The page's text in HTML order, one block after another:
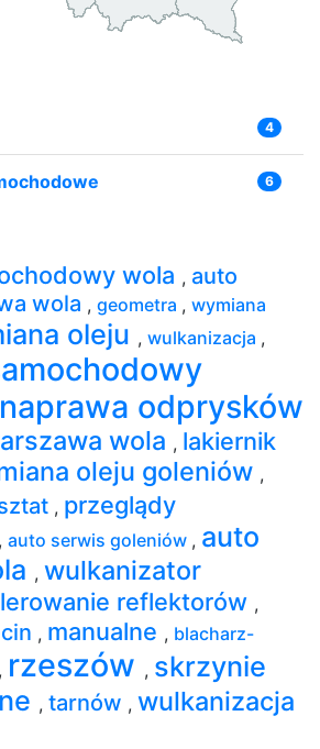
4
6
wola , auto
wola , geometra , wymiana
oleju , wulkanizacja ,
naprawa odprysków
wola , lakiernik
oleju goleniów ,
, przeglądy
, auto serwis goleniów , auto
, wulkanizator
reflektorów ,
, manualne , blacharz-
, rzeszów , skrzynie
, tarnów , wulkanizacja